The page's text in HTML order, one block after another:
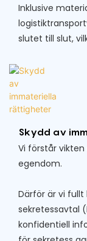
Inklusive
slutet till slut,
Skydd av
Vi förstår
egendom.
Därför är vi
sekretessavtal
konfidentiell